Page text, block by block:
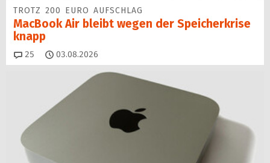
TROTZ 200 EURO AUFSCHLAG
MacBook Air bleibt wegen der Speicherkrise
knapp
25 Kommentare
03.08.2026